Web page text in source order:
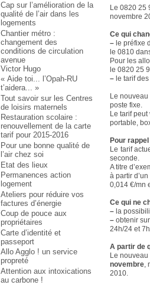
Cap sur l’amélioration de la
qualité de l’air dans les
logements
Chantier métro :
changement des
conditions de circulation
avenue
Victor Hugo
« Aide toi... l’Opah-RU
t’aidera... »
Tout savoir sur les Centres
de loisirs maternels
Restauration scolaire :
renouvellement de la carte
tarif pour 2015-2016
Pour une bonne qualité de
l’air chez soi
Etat des lieux
Permanences action
logement
Ateliers pour réduire vos
factures d’énergie
Coup de pouce aux
propriétaires
Carte d’identité et
passeport
Allo Agglo ! un service
propreté
Attention aux intoxications
au carbone !
Le 0820 25
novembre
Ce qui
– le préfixe
le 0810
Pour les
le 0820 25
– le tarif
Le
poste fixe.
Le tarif
portable,
Pour rappel
Le tarif
seconde.
A titre
à partir
0,014 €/mn
Ce qui ne
– la
– obtenir
24h/24 et
A partir de
Le
novembre,
2010.